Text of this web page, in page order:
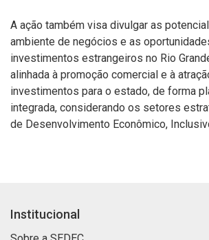
A ação também visa divulgar as
ambiente de negócios e as
investimentos estrangeiros no Rio
alinhada à promoção comercial e à
investimentos para o estado, de forma
integrada, considerando os setores
de Desenvolvimento Econômico,
Institucional